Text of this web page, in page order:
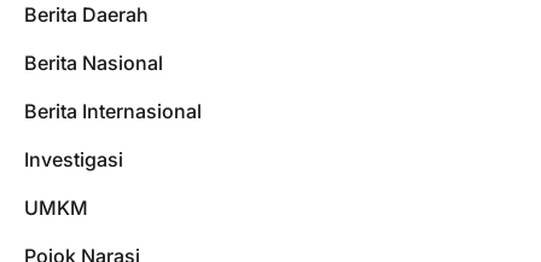
Berita Daerah
Berita Nasional
Berita Internasional
Investigasi
UMKM
Pojok Narasi